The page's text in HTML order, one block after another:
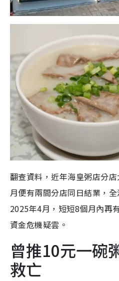
翻查資料，近年海皇粥店分
月便有兩間分店同日結業，
2025年4月，短短8個月內再
資金危機疑雲。
曾推10元一碗
救亡